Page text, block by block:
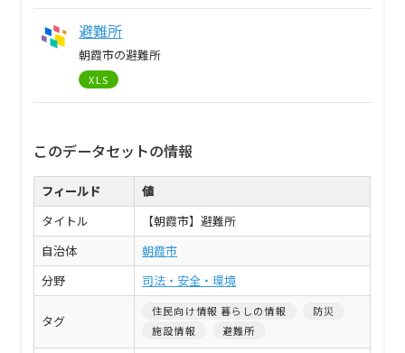
避難所
朝霞市の避難所
XLS
このデータセットの情報
フィールド
値
タイトル
【朝霞市】避難所
自治体
朝霞市
分野
司法・安全・環境
タグ
住民向け情報 暮らしの情報
防災
施設情報
避難所